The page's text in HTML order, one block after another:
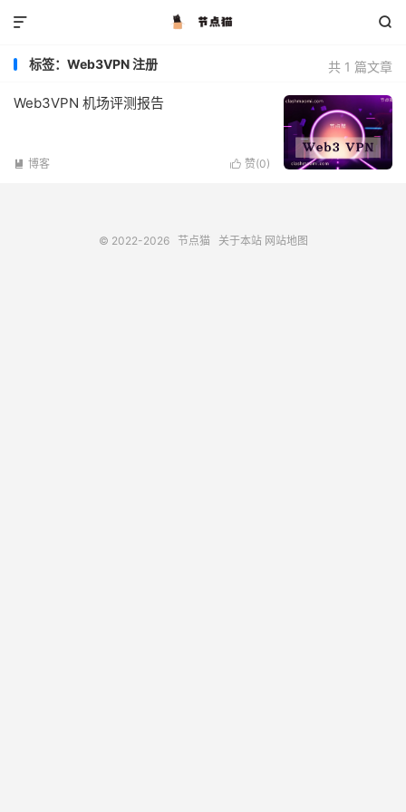


共 1 篇文章
标签：Web3VPN 注册
Web3VPN 机场评测报告
 赞(0)
 博客
© 2022-2026 节点猫 关于本站 网站地图